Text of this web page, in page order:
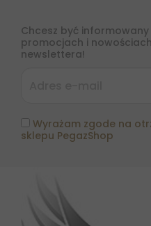
Chcesz być
promocjach i
newslettera!
Wyrażam zgode na
sklepu PegazShop